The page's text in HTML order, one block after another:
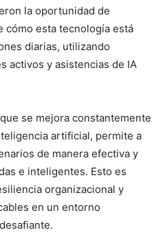
la oportunidad de
esta tecnología está
diarias, utilizando
activos y asistencias de IA
se mejora constantemente
artificial, permite a
de manera efectiva y
e inteligentes. Esto es
organizacional y
en un entorno